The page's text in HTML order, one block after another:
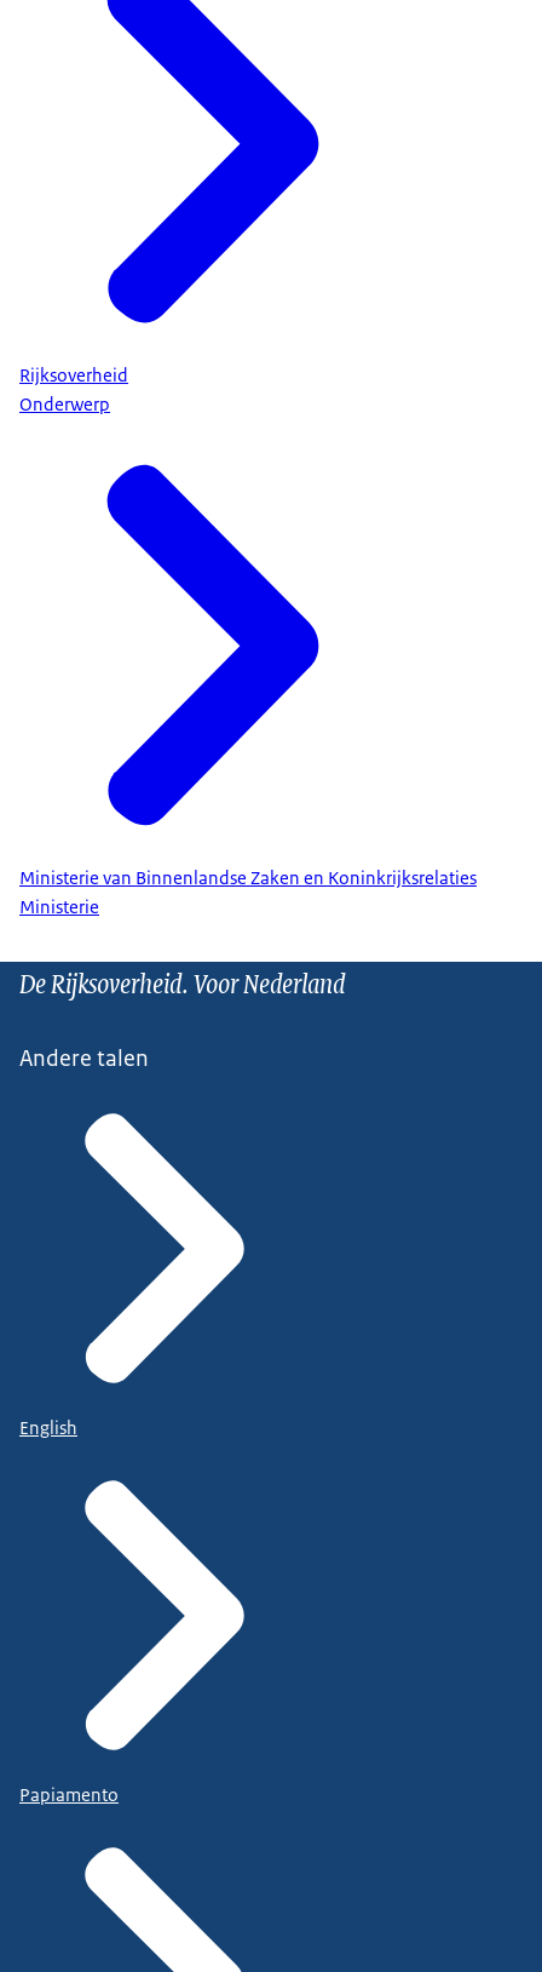
Rijksoverheid
Onderwerp
Ministerie van Binnenlandse Zaken en Koninkrijksrelaties
Ministerie
De Rijksoverheid. Voor Nederland
Andere talen
English
Papiamento